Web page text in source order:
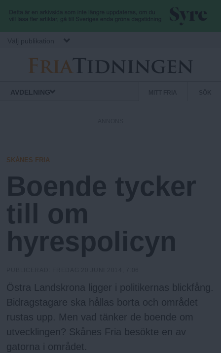
Hoppa till huvudinnehåll
Välj publikation
F
i
a
.
N
u
AVDELNING
r
m
y
SKÅNES FRIA
Boende tycker
till om
hyrespolicyn
Östra Landskrona ligger i politikernas blickfång.
Bidragstagare ska hållas borta och området
rustas upp. Men vad tänker de boende om
utvecklingen? Skånes Fria besökte en av
gatorna i området.